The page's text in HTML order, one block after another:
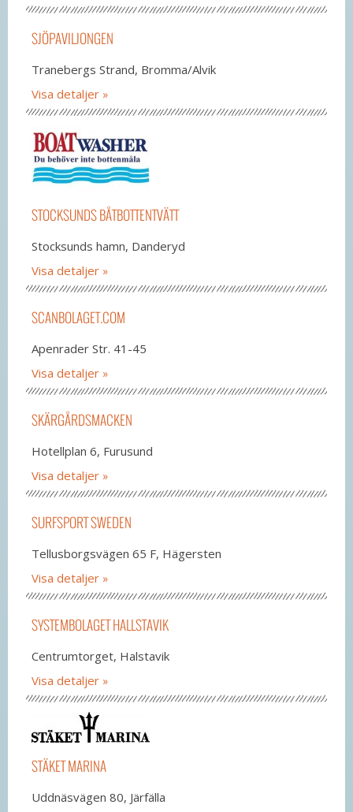
SJÖPAVILJONGEN
Tranebergs Strand, Bromma/Alvik
Visa detaljer
STOCKSUNDS BÅTBOTTENTVÄTT
Stocksunds hamn, Danderyd
Visa detaljer
SCANBOLAGET.COM
Apenrader Str. 41-45
Visa detaljer
SKÄRGÅRDSMACKEN
Hotellplan 6, Furusund
Visa detaljer
SURFSPORT SWEDEN
Tellusborgsvägen 65 F, Hägersten
Visa detaljer
SYSTEMBOLAGET HALLSTAVIK
Centrumtorget, Halstavik
Visa detaljer
STÄKET MARINA
Uddnäsvägen 80, Järfälla